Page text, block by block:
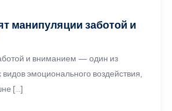
манипуляции заботой и
и вниманием — один из
эмоционального воздействия,
[…]